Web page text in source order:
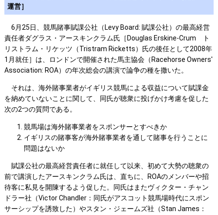
運営］
6月25日、競馬賭事賦課公社（Levy Board: 賦課公社）の最高経営
責任者ダグラス・アースキンクラム氏［Douglas Erskine-Crum ト
リストラム・リケッツ（Tristram Ricketts）氏の後任として2008年
1月就任］は、ロンドンで開催された馬主協会（Racehorse Owners'
Association: ROA）の年次総会の講演で論争の種を撒いた。
それは、海外賭事業者がイギリス競馬による収益について賦課金
を納めていないことに関して、同氏が聴衆に投げかけ考慮を促した
次の2つの質問である。
競馬場は海外賭事業者をスポンサーとすべきか
イギリスの賭事客が海外賭事業者を通して賭事を行うことに
問題はないか
賦課公社の最高経営責任者に就任して以来、初めて大勢の聴衆の
前で講演したアースキンクラム氏は、直ちに、ROAのメンバーや招
待客に私見を開陳するよう促した。同氏はまたヴィクター・チャン
ドラー社（Victor Chandler：同氏がアスコット競馬場時代にスポン
サーシップを誘致した）やスタン・ジェームズ社（Stan James：